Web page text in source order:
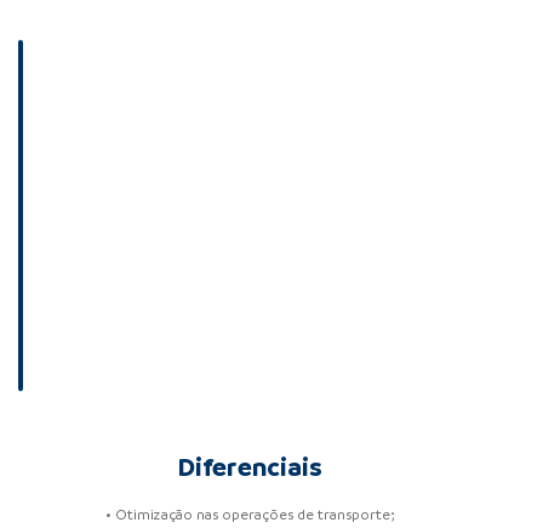
Diferenciais
• Otimização nas operações de transporte;